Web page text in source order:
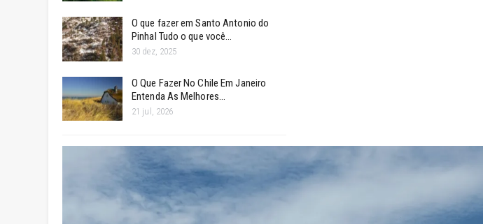
O que fazer em Santo Antonio do
Pinhal Tudo o que você…
30 dez, 2025
O Que Fazer No Chile Em Janeiro
Entenda As Melhores…
21 jul, 2026